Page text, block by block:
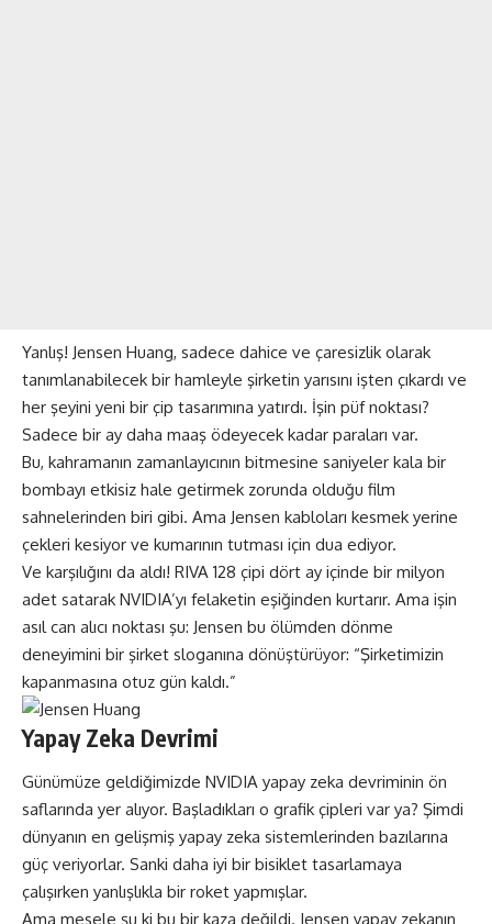
Yanlış! Jensen Huang, sadece dahice ve çaresizlik olarak
tanımlanabilecek bir hamleyle şirketin yarısını işten çıkardı ve
her şeyini yeni bir çip tasarımına yatırdı. İşin püf noktası?
Sadece bir ay daha maaş ödeyecek kadar paraları var.
Bu, kahramanın zamanlayıcının bitmesine saniyeler kala bir
bombayı etkisiz hale getirmek zorunda olduğu film
sahnelerinden biri gibi. Ama Jensen kabloları kesmek yerine
çekleri kesiyor ve kumarının tutması için dua ediyor.
Ve karşılığını da aldı! RIVA 128 çipi dört ay içinde bir milyon
adet satarak NVIDIA’yı felaketin eşiğinden kurtarır. Ama işin
asıl can alıcı noktası şu: Jensen bu ölümden dönme
deneyimini bir şirket sloganına dönüştürüyor: “Şirketimizin
kapanmasına otuz gün kaldı.”
Yapay Zeka Devrimi
Günümüze geldiğimizde NVIDIA yapay zeka devriminin ön
saflarında yer alıyor. Başladıkları o grafik çipleri var ya? Şimdi
dünyanın en gelişmiş yapay zeka sistemlerinden bazılarına
güç veriyorlar. Sanki daha iyi bir bisiklet tasarlamaya
çalışırken yanlışlıkla bir roket yapmışlar.
Ama mesele şu ki bu bir kaza değildi. Jensen yapay zekanın